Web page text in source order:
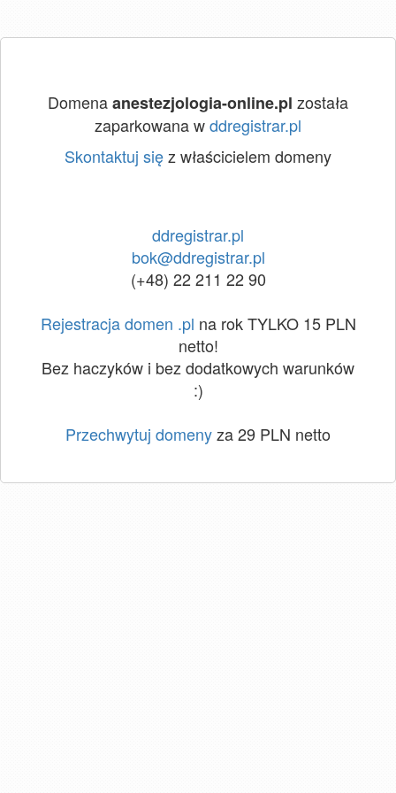
Domenaanestezjologia-online.pl została
zaparkowana wddregistrar.pl
Skontaktuj sięz właścicielem domeny
ddregistrar.pl
bok@ddregistrar.pl
(+48) 22 211 22 90
Rejestracja domen .pl na rok TYLKO 15 PLN
netto!
Bez haczyków i bez dodatkowych warunków
:)
Przechwytuj domenyza 29 PLN netto